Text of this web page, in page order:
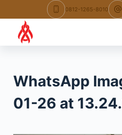
to
content
0812-1265-8010
WhatsApp
01-26 at